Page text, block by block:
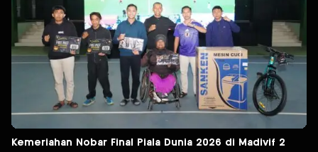
Kemeriahan Nobar Final Piala Dunia 2026 di Madivif 2